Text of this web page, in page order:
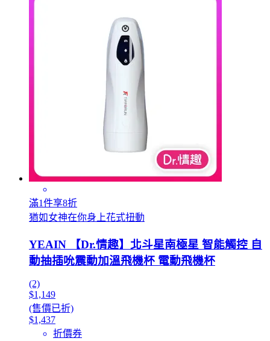
滿1件享8折
猶如女神在你身上花式扭動
YEAIN 【Dr.情趣】北斗星南極星 智能觸控 自
動抽插吮震動加溫飛機杯 電動飛機杯
(2)
$1,149
(售價已折)
$1,437
折價券